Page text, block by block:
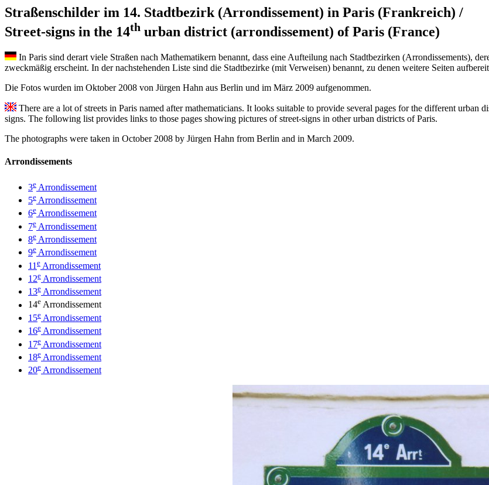
Straßenschilder im 14. Stadtbezirk (Arrondissement) in Paris (Frankreich) /
Street-signs in the 14th urban district (arrondissement) of Paris (France)
In Paris sind derart viele Straßen nach Mathematikern benannt, dass eine Aufteilung nach Stadtbezirken (Arrondissements),
zweckmäßig erscheint. In der nachstehenden Liste sind die Stadtbezirke (mit Verweisen) benannt, zu denen weitere Seiten
Die Fotos wurden im Oktober 2008 von Jürgen Hahn aus Berlin und im März 2009 aufgenommen.
There are a lot of streets in Paris named after mathematicians. It looks suitable to provide several pages for the different urban
signs. The following list provides links to those pages showing pictures of street-signs in other urban districts of Paris.
The photographs were taken in October 2008 by Jürgen Hahn from Berlin and in March 2009.
Arrondissements
3e Arrondissement
5e Arrondissement
6e Arrondissement
7e Arrondissement
8e Arrondissement
9e Arrondissement
11 e Arrondissement
12e Arrondissement
13e Arrondissement
14e Arrondissement
15e Arrondissement
16e Arrondissement
17e Arrondissement
18e Arrondissement
20e Arrondissement